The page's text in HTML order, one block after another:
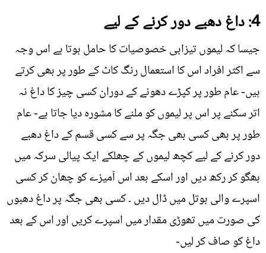
4: داغ دھبے دور کرنے کے لیے
جیسا کہ لیموں تیزابی خصوصیات کا حامل ہوتا ہے اس وجہ
سے اکثر افراد اس کا استعمال رنگ کاٹ کے طور پر بھی کرتے
ہیں- عام طور پر کپڑے دھونے کے دوران کسی چیز کا داغ نہ
اتر سکنے پر اس پر لیموں کو ملنے کا مشورہ دیا جاتا ہے- عام
طور پر بھی کسی بھی جگہ پر سے کسی قسم کے داغ دھبے
دور کرنے کے لیے کچھ لیموں کے چھلکے ایک پیالی سرکہ میں
بھگو کر رکھ دیں اور اسکے بعد اس آمیزے کو چھان کر کسی
اسپرے والی بوتل میں ڈال دیں ۔ کسی بھی جگہ پر داغ دھبوں
کی صورت میں تھوڑی مقدار میں اسپرے کریں اور اس کے بعد
داغ کو صاف کر لیں-